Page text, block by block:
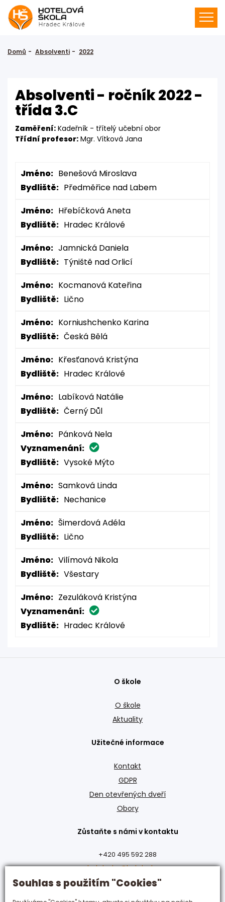
Souhlas s použitím "Cookies"
Domů Absolventi 2022
Absolventi - ročník 2022 -
třída 3.C
Zaměření: Kadeřník - třítelý učební obor
Třídní profesor: Mgr. Vítková Jana
Jméno: Benešová Miroslava
Bydliště: Předměřice nad Labem
Jméno: Hřebíčková Aneta
Bydliště: Hradec Králové
Jméno: Jamnická Daniela
Bydliště: Týniště nad Orlicí
Jméno: Kocmanová Kateřina
Bydliště: Lično
Jméno: Korniushchenko Karina
Bydliště: Česká Bělá
Jméno: Křesťanová Kristýna
Bydliště: Hradec Králové
Jméno: Labíková Natálie
Bydliště: Černý Důl
Jméno: Pánková Nela
Vyznamenání:
Bydliště: Vysoké Mýto
Jméno: Samková Linda
Bydliště: Nechanice
Jméno: Šimerdová Adéla
Bydliště: Lično
Jméno: Vilímová Nikola
Bydliště: Všestary
Jméno: Zezuláková Kristýna
Vyznamenání:
Bydliště: Hradec Králové
O škole
O škole
Aktuality
Užitečné informace
Kontakt
GDPR
Den otevřených dveří
Obory
Zůstaňte s námi v kontaktu
+420 495 592 288
hotelovka@hotelovka.cz